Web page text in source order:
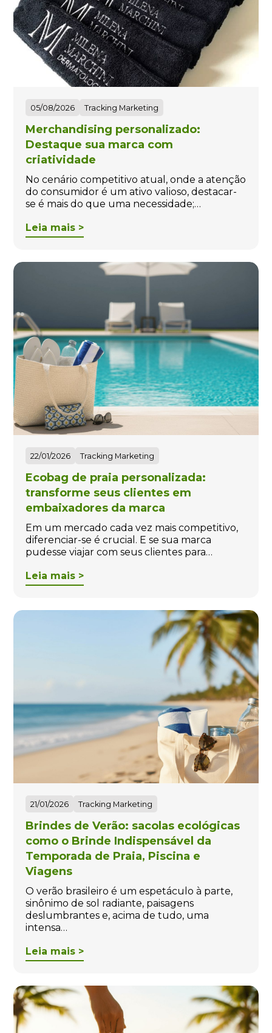
05/08/2026 Tracking Marketing
Merchandising personalizado:
Destaque sua marca com
criatividade
No cenário competitivo atual, onde a atenção
do consumidor é um ativo valioso, destacar-
se é mais do que uma necessidade;…
Leia mais >
22/01/2026 Tracking Marketing
Ecobag de praia personalizada:
transforme seus clientes em
embaixadores da marca
Em um mercado cada vez mais competitivo,
diferenciar-se é crucial. E se sua marca
pudesse viajar com seus clientes para…
Leia mais >
21/01/2026 Tracking Marketing
Brindes de Verão: sacolas ecológicas
como o Brinde Indispensável da
Temporada de Praia, Piscina e
Viagens
O verão brasileiro é um espetáculo à parte,
sinônimo de sol radiante, paisagens
deslumbrantes e, acima de tudo, uma
intensa…
Leia mais >